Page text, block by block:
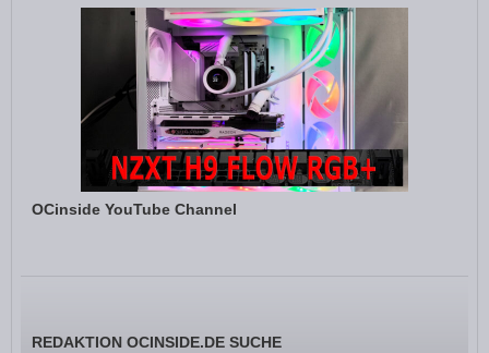
OCinside YouTube Channel
REDAKTION OCINSIDE.DE SUCHE